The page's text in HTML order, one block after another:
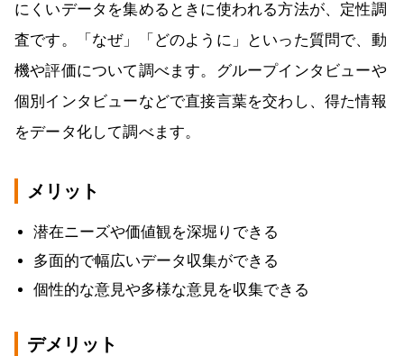
にくいデータを集めるときに使われる方法が、定性調
査です。「なぜ」「どのように」といった質問で、動
機や評価について調べます。グループインタビューや
個別インタビューなどで直接言葉を交わし、得た情報
をデータ化して調べます。
メリット
潜在ニーズや価値観を深堀りできる
多面的で幅広いデータ収集ができる
個性的な意見や多様な意見を収集できる
デメリット